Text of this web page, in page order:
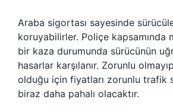
Araba sigortası sayesinde
koruyabilirler. Poliçe kapsamında
bir kaza durumunda sürücünün
hasarlar karşılanır. Zorunlu
olduğu için fiyatları zorunlu trafik
biraz daha pahalı olacaktır.